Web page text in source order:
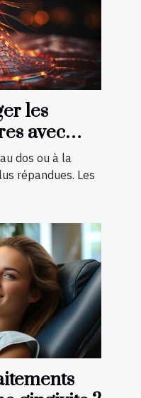
les
avec
?
dos ou à la
répandues. Les